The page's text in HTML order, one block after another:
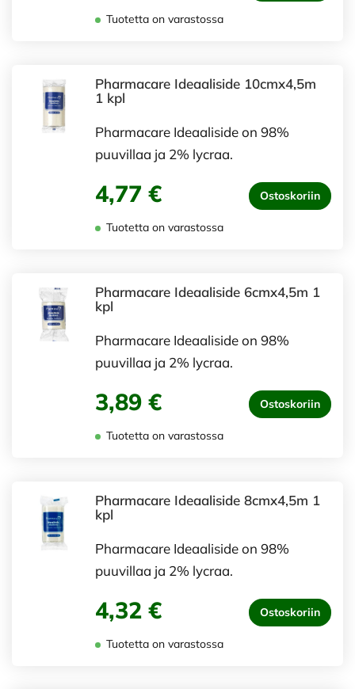
Tuotetta on varastossa
Pharmacare Ideaaliside 10cmx4,5m
1 kpl
Pharmacare Ideaaliside on 98%
puuvillaa ja 2% lycraa.
4,77 € Ostoskoriin
Tuotetta on varastossa
Pharmacare Ideaaliside 6cmx4,5m 1
kpl
Pharmacare Ideaaliside on 98%
puuvillaa ja 2% lycraa.
3,89 € Ostoskoriin
Tuotetta on varastossa
Pharmacare Ideaaliside 8cmx4,5m 1
kpl
Pharmacare Ideaaliside on 98%
puuvillaa ja 2% lycraa.
4,32 € Ostoskoriin
Tuotetta on varastossa